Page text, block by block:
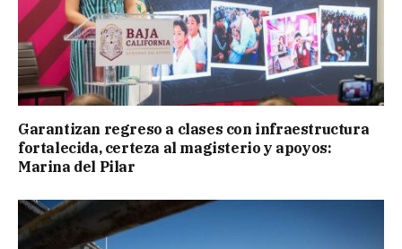
Garantizan regreso a clases con infraestructura
fortalecida, certeza al magisterio y apoyos:
Marina del Pilar